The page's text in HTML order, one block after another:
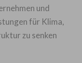
und
für Klima,
zu senken